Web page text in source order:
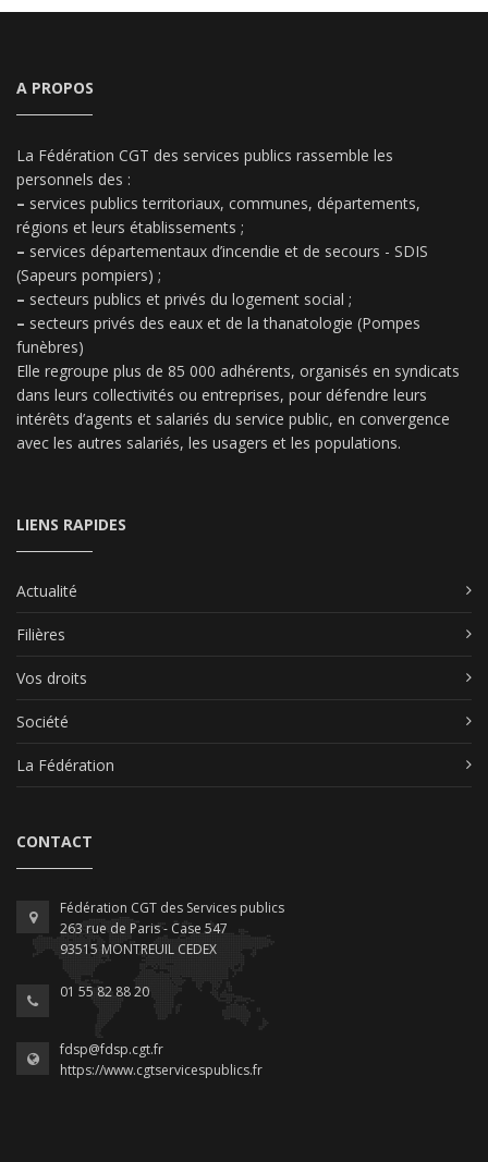
A PROPOS
La Fédération CGT des services publics rassemble les
personnels des :
– services publics territoriaux, communes, départements,
régions et leurs établissements ;
– services départementaux d’incendie et de secours - SDIS
(Sapeurs pompiers) ;
– secteurs publics et privés du logement social ;
– secteurs privés des eaux et de la thanatologie (Pompes
funèbres)
Elle regroupe plus de 85 000 adhérents, organisés en syndicats
dans leurs collectivités ou entreprises, pour défendre leurs
intérêts d’agents et salariés du service public, en convergence
avec les autres salariés, les usagers et les populations.
LIENS RAPIDES
Actualité
Filières
Vos droits
Société
La Fédération
CONTACT
Fédération CGT des Services publics
263 rue de Paris - Case 547
93515 MONTREUIL CEDEX
01 55 82 88 20
fdsp@fdsp.cgt.fr
https://www.cgtservicespublics.fr